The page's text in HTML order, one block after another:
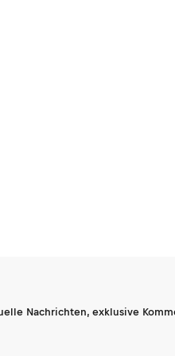
Nachrichten, exklusive